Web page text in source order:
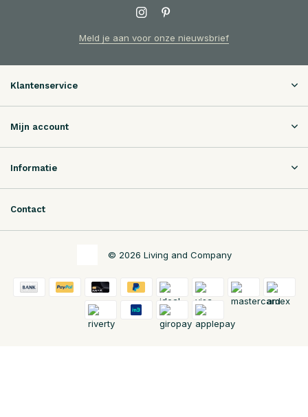
Meld je aan voor onze nieuwsbrief
Klantenservice
Mijn account
Informatie
Contact
© 2026 Living and Company